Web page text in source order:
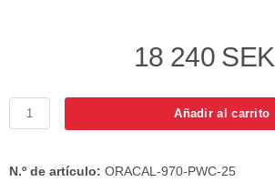
18 240 SEK
Añadir al carrito
N.º de artículo: ORACAL-970-PWC-25